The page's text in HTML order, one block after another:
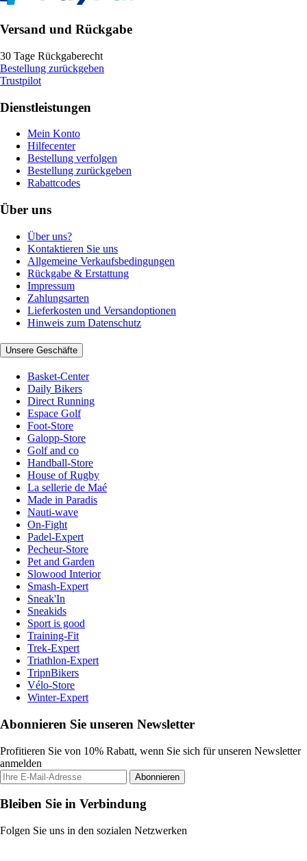
Versand und Rückgabe
30 Tage Rückgaberecht
Bestellung zurückgeben
Trustpilot
Dienstleistungen
Mein Konto
Hilfecenter
Bestellung verfolgen
Bestellung zurückgeben
Rabattcodes
Über uns
Über uns?
Kontaktieren Sie uns
Allgemeine Verkaufsbedingungen
Rückgabe & Erstattung
Impressum
Zahlungsarten
Lieferkosten und Versandoptionen
Hinweis zum Datenschutz
Unsere Geschäfte
Basket-Center
Daily Bikers
Direct Running
Espace Golf
Foot-Store
Galopp-Store
Golf and co
Handball-Store
House of Rugby
La sellerie de Maé
Made in Paradis
Nauti-wave
On-Fight
Padel-Expert
Pecheur-Store
Pet and Garden
Slowood Interior
Smash-Expert
Sneak'In
Sneakids
Sport is good
Training-Fit
Trek-Expert
Triathlon-Expert
TripnBikers
Vélo-Store
Winter-Expert
Abonnieren Sie unseren Newsletter
Profitieren Sie von 10% Rabatt, wenn Sie sich für unseren Newsletter
anmelden
Abonnieren
Bleiben Sie in Verbindung
Folgen Sie uns in den sozialen Netzwerken